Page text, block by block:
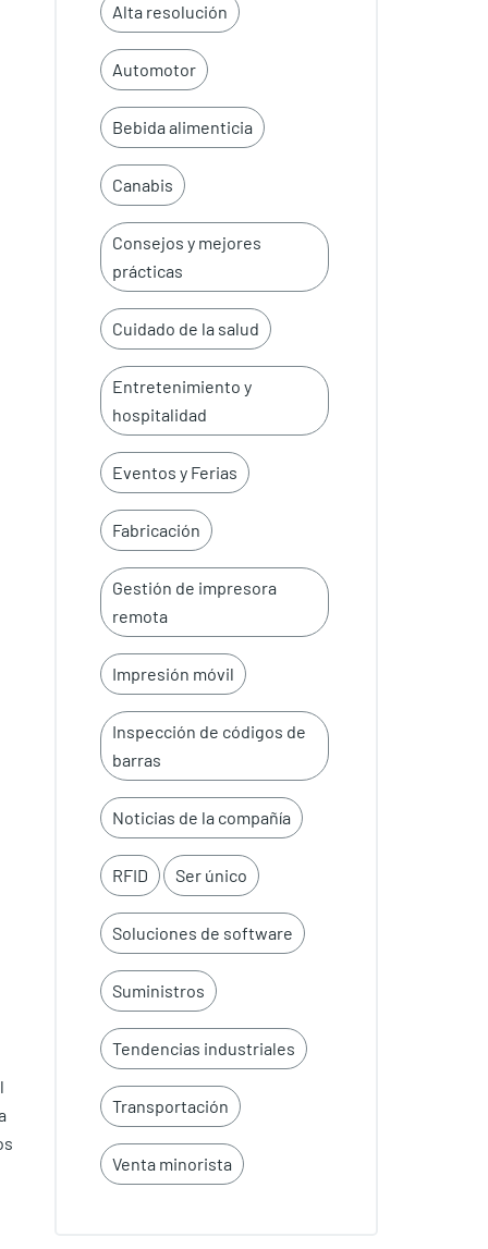
Alta resolución
Automotor
Bebida alimenticia
Canabis
Consejos y mejores
prácticas
Cuidado de la salud
Entretenimiento y
hospitalidad
Eventos y Ferias
Fabricación
Gestión de impresora
remota
Impresión móvil
Inspección de códigos de
barras
Noticias de la compañía
RFID Ser único
Soluciones de software
Suministros
Tendencias industriales
Transportación
Venta minorista